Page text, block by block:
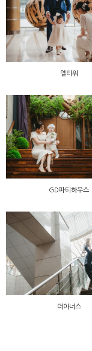
엘타워
GD파티하우스
더아너스